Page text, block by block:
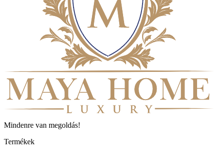
Mindenre van megoldás!
Termékek